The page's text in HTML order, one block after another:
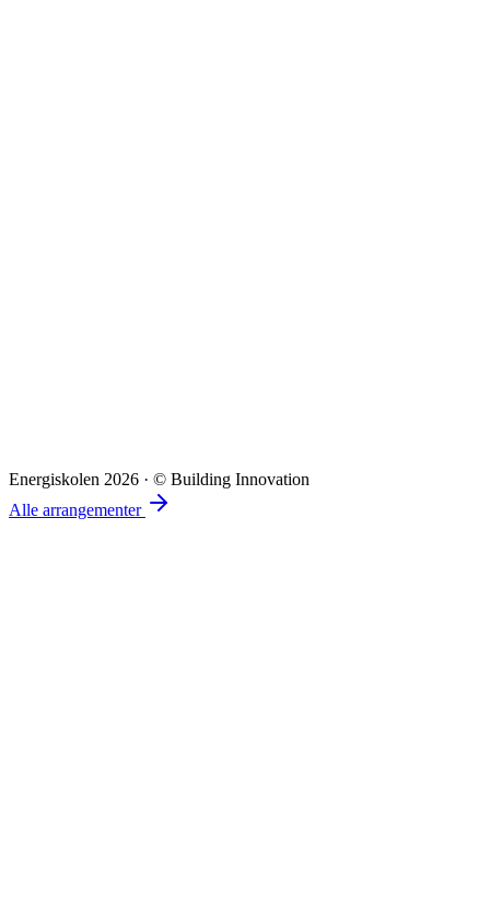
Energiskolen 2026 · © Building Innovation
Alle arrangementer